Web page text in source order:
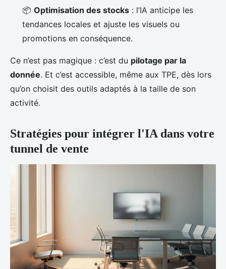
📦 Optimisation des stocks : l’IA anticipe les
tendances locales et ajuste les visuels ou
promotions en conséquence.
Ce n’est pas magique : c’est du pilotage par la
donnée. Et c’est accessible, même aux TPE, dès lors
qu’on choisit des outils adaptés à la taille de son
activité.
Stratégies pour intégrer l'IA dans votre
tunnel de vente